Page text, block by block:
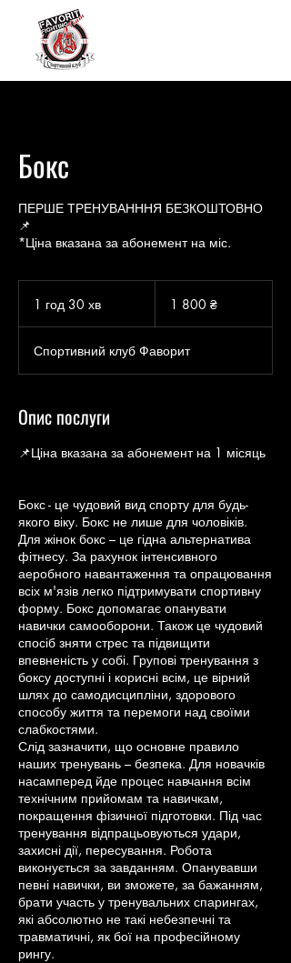
Бокс
ПЕРШЕ ТРЕНУВАНННЯ БЕЗКОШТОВНО
📌
*Ціна вказана за абонемент на міс.
1 год 30 хв
3
0
гривень
1 800 ₴
Спортивний клуб Фаворит
Опис послуги
📌Ціна вказана за абонемент на 1 місяць
Бокс - це чудовий вид спорту для будь-
якого віку. Бокс не лише для чоловіків.
Для жінок бокс – це гідна альтернатива
фітнесу. За рахунок інтенсивного
аеробного навантаження та опрацювання
всіх м'язів легко підтримувати спортивну
форму. Бокс допомагає опанувати
навички самооборони. Також це чудовий
спосіб зняти стрес та підвищити
впевненість у собі. Групові тренування з
боксу доступні і корисні всім, це вірний
шлях до самодисципліни, здорового
способу життя та перемоги над своїми
слабкостями.
Слід зазначити, що основне правило
наших тренувань – безпека. Для новачків
насамперед йде процес навчання всім
технічним прийомам та навичкам,
покращення фізичної підготовки. Під час
тренування відпрацьовуються удари,
захисні дії, пересування. Робота
виконується за завданням. Опанувавши
певні навички, ви зможете, за бажанням,
брати участь у тренувальних спарингах,
які абсолютно не такі небезпечні та
травматичні, як бої на професійному
рингу.